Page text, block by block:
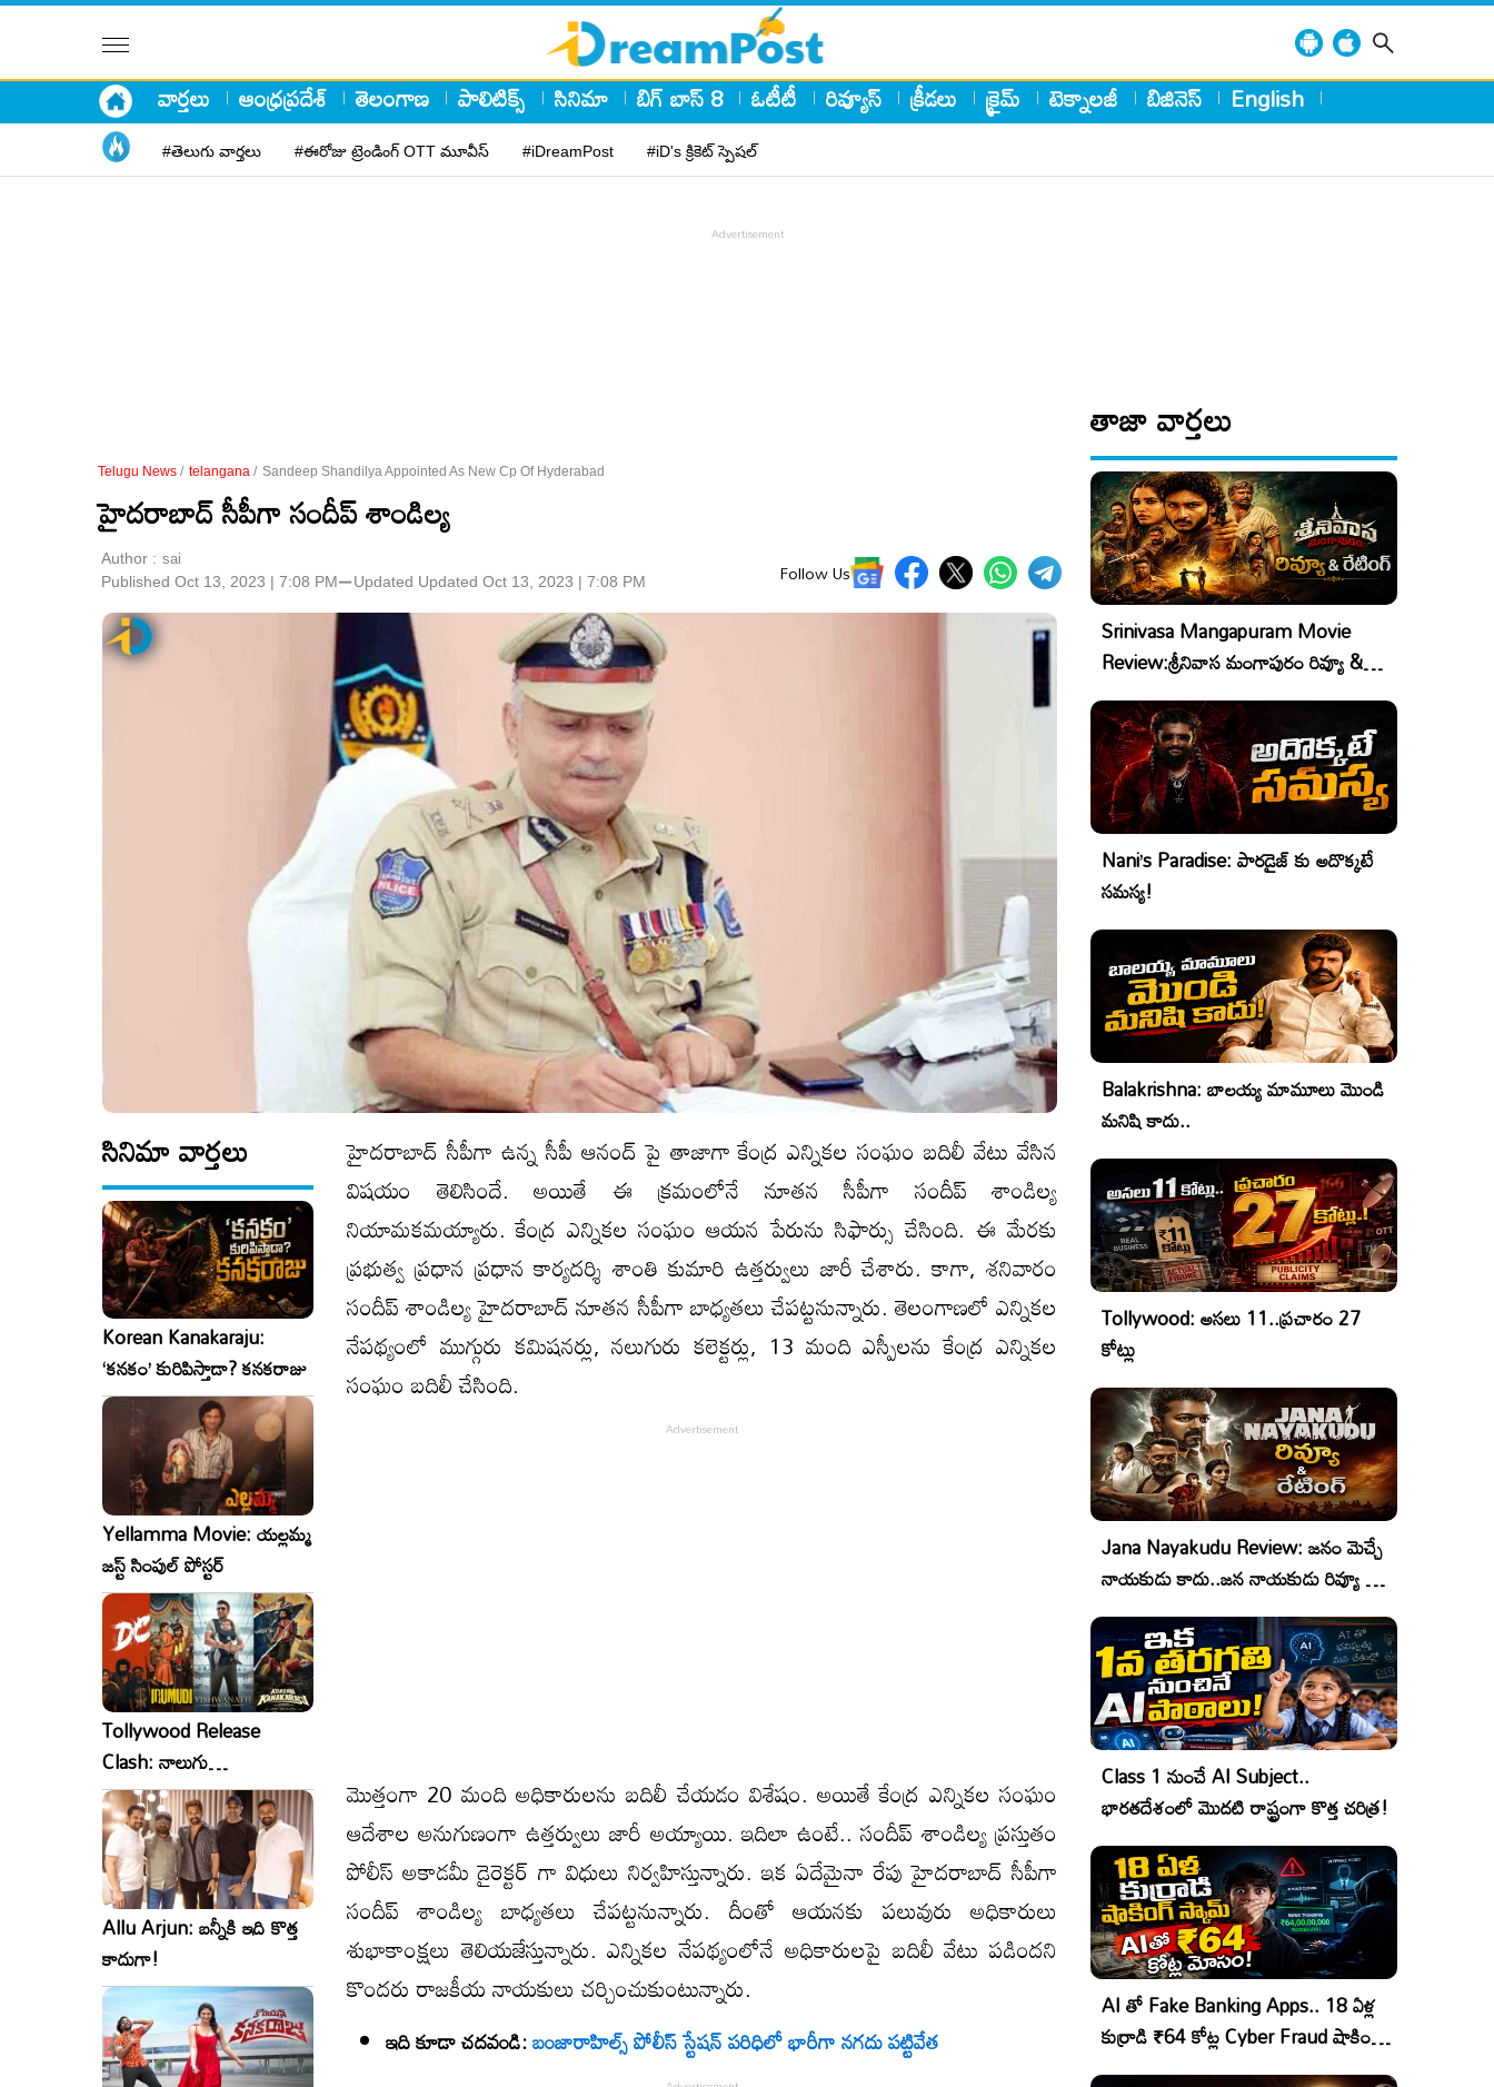
వార్తలు ఆంధ్రప్రదేశ్ తెలంగాణ పాలిటిక్స్ సినిమా బిగ్ బాస్ 8 ఓటీటీ రివ్యూస్ క్రీడలు క్రైమ్ టెక్నాలజీ బిజినెస్ English
#తెలుగు వార్తలు #ఈరోజు ట్రెండింగ్ OTT మూవీస్ #iDreamPost #iD's క్రికెట్ స్పెషల్
Telugu News / telangana / Sandeep Shandilya Appointed As New Cp Of Hyderabad
హైదరాబాద్ సీపీగా సందీప్ శాండిల్య
Author : sai
Published Oct 13, 2023 | 7:08 PM⚊Updated Updated Oct 13, 2023 | 7:08 PM Follow Us
సినిమా వార్తలు
Korean Kanakaraju:
‘కనకం’ కురిపిస్తాడా? కనకరాజు
Yellamma Movie: యల్లమ్మ
జస్ట్ సింపుల్ పోస్టర్
Tollywood Release
Clash: నాలుగు
సినిమాలు..ఒకేసారి..ఎందుకో?
Allu Arjun: బన్నీకి ఇది కొత్త
కాదుగా!
హైదరాబాద్ సీపీగా ఉన్న సీపీ ఆనంద్ పై తాజాగా కేంద్ర ఎన్నికల సంఘం బదిలీ వేటు వేసిన
విషయం తెలిసిందే. అయితే ఈ క్రమంలోనే నూతన సీపీగా సందీప్ శాండిల్య
నియామకమయ్యారు. కేంద్ర ఎన్నికల సంఘం ఆయన పేరును సిఫార్సు చేసింది. ఈ మేరకు
ప్రభుత్వ ప్రధాన ప్రధాన కార్యదర్శి శాంతి కుమారి ఉత్తర్వులు జారీ చేశారు. కాగా, శనివారం
సందీప్ శాండిల్య హైదరాబాద్ నూతన సీపీగా బాధ్యతలు చేపట్టనున్నారు. తెలంగాణలో ఎన్నికల
నేపథ్యంలో ముగ్గురు కమిషనర్లు, నలుగురు కలెక్టర్లు, 13 మంది ఎస్పీలను కేంద్ర ఎన్నికల
సంఘం బదిలీ చేసింది.
మొత్తంగా 20 మంది అధికారులను బదిలీ చేయడం విశేషం. అయితే కేంద్ర ఎన్నికల సంఘం
ఆదేశాల అనుగుణంగా ఉత్తర్వులు జారీ అయ్యాయి. ఇదిలా ఉంటే.. సందీప్ శాండిల్య ప్రస్తుతం
పోలీస్ అకాడమీ డైరెక్టర్ గా విధులు నిర్వహిస్తున్నారు. ఇక ఏదేమైనా రేపు హైదరాబాద్ సీపీగా
సందీప్ శాండిల్య బాధ్యతలు చేపట్టనున్నారు. దీంతో ఆయనకు పలువురు అధికారులు
శుభాకాంక్షలు తెలియజేస్తున్నారు. ఎన్నికల నేపథ్యంలోనే అధికారులపై బదిలీ వేటు పడిందని
కొందరు రాజకీయ నాయకులు చర్చించుకుంటున్నారు.
ఇది కూడా చదవండి:బంజారాహిల్స్ పోలీస్ స్టేషన్ పరిధిలో భారీగా నగదు పట్టివేత
తాజా వార్తలు
Srinivasa Mangapuram Movie
Review:శ్రీనివాస మంగాపురం రివ్యూ &
రేటింగ్
Nani’s Paradise: పారడైజ్ కు అదొక్కటే
సమస్య!
Balakrishna: బాలయ్య మామూలు మొండి
మనిషి కాదు..
Tollywood: అసలు 11..ప్రచారం 27
కోట్లు
Jana Nayakudu Review: జనం మెచ్చే
నాయకుడు కాదు..జన నాయకుడు రివ్యూ &
రేటింగ్!
Class 1 నుంచే AI Subject..
భారతదేశంలో మొదటి రాష్ట్రంగా కొత్త చరిత్ర!
AI తో Fake Banking Apps.. 18 ఏళ్ల
కుర్రాడి ₹64 కోట్ల Cyber Fraud షాకింగ్
ఆపరేషన్!